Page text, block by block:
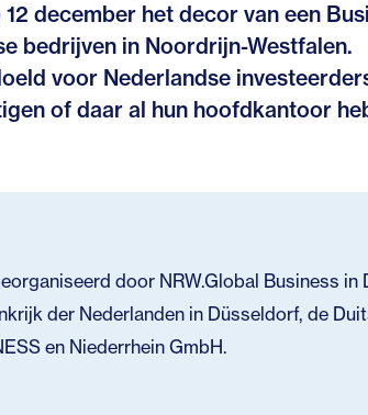
december het decor van een
bedrijven in Noordrijn-Westfalen.
voor Nederlandse
of daar al hun hoofdkantoor
door NRW.Global Business in
der Nederlanden in Düsseldorf, de
en Niederrhein GmbH.